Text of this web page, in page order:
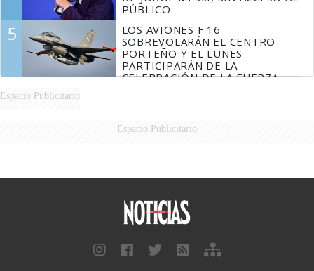
PÚBLICO
5
LOS AVIONES F 16
SOBREVOLARÁN EL CENTRO
PORTEÑO Y EL LUNES
PARTICIPARÁN DE LA
CELEBRACIÓN DE LA FUERZA
Espacio Publicitario
Espacio Publicitario